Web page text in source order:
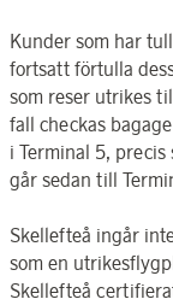
Kunder som har
fortsatt förtulla
som reser utrikes
fall checkas
i Terminal 5,
går sedan till
Skellefteå ingår
som en
Skellefteå